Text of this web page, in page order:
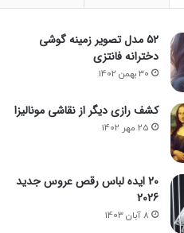
۵۲ مدل تصویر زمینه گوشی
دخترانه فانتزی
30 بهمن 1402
کشف رازی دیگر از نقاشی مونالیزا
25 مهر 1402
20 ایده لباس رقص عروس جدید
2026
8 آبان 1403